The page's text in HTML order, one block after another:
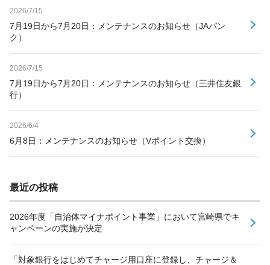
2026/7/15
7月19日から7月20日：メンテナンスのお知らせ（JAバン
ク）
2026/7/15
7月19日から7月20日：メンテナンスのお知らせ（三井住友銀
行）
2026/6/4
6月8日：メンテナンスのお知らせ（Vポイント交換）
最近の投稿
2026年度「自治体マイナポイント事業」において宮崎県でキ
ャンペーンの実施が決定
「対象銀行をはじめてチャージ用口座に登録し、チャージ＆